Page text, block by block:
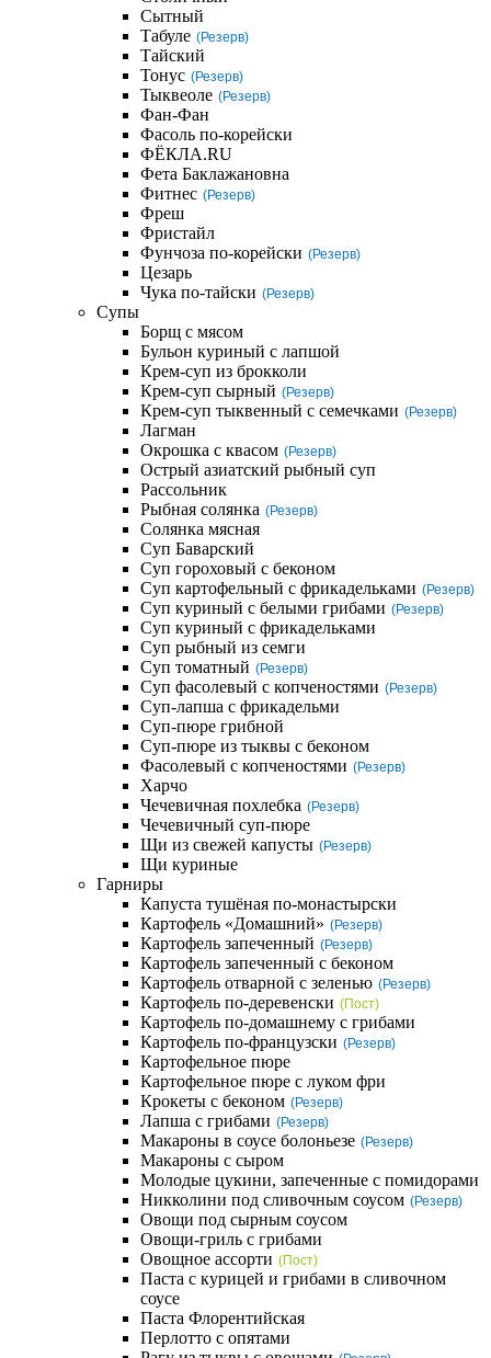
Сытный
Табуле (Резерв)
Тайский
Тонус (Резерв)
Тыквеоле (Резерв)
Фан-Фан
Фасоль по-корейски
ФЁКЛА.RU
Фета Баклажановна
Фитнес (Резерв)
Фреш
Фристайл
Фунчоза по-корейски (Резерв)
Цезарь
Чука по-тайски (Резерв)
Супы
Борщ с мясом
Бульон куриный с лапшой
Крем-суп из брокколи
Крем-суп сырный (Резерв)
Крем-суп тыквенный с семечками (Резерв)
Лагман
Окрошка с квасом (Резерв)
Острый азиатский рыбный суп
Рассольник
Рыбная солянка (Резерв)
Солянка мясная
Суп Баварский
Суп гороховый с беконом
Суп картофельный с фрикадельками (Резерв)
Суп куриный с белыми грибами (Резерв)
Суп куриный с фрикадельками
Суп рыбный из семги
Суп томатный (Резерв)
Суп фасолевый с копченостями (Резерв)
Суп-лапша с фрикадельми
Суп-пюре грибной
Суп-пюре из тыквы с беконом
Фасолевый с копченостями (Резерв)
Харчо
Чечевичная похлебка (Резерв)
Чечевичный суп-пюре
Щи из свежей капусты (Резерв)
Щи куриные
Гарниры
Капуста тушёная по-монастырски
Картофель «Домашний» (Резерв)
Картофель запеченный (Резерв)
Картофель запеченный с беконом
Картофель отварной с зеленью (Резерв)
Картофель по-деревенски (Пост)
Картофель по-домашнему с грибами
Картофель по-французски (Резерв)
Картофельное пюре
Картофельное пюре с луком фри
Крокеты с беконом (Резерв)
Лапша с грибами (Резерв)
Макароны в соусе болоньезе (Резерв)
Макароны с сыром
Молодые цукини, запеченные с помидорами
Никколини под сливочным соусом (Резерв)
Овощи под сырным соусом
Овощи-гриль с грибами
Овощное ассорти (Пост)
Паста с курицей и грибами в сливочном
соусе
Паста Флорентийская
Перлотто с опятами